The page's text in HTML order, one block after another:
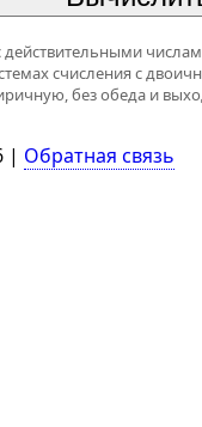
счисления с
без обеда и
| Обратная связь